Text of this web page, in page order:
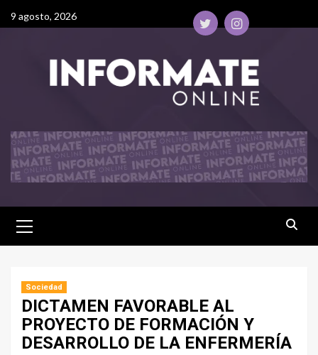
9 agosto, 2026
Sociedad
DICTAMEN FAVORABLE AL
PROYECTO DE FORMACIÓN Y
DESARROLLO DE LA ENFERMERÍA